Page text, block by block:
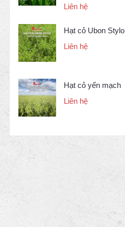
Liên hệ
Hạt cỏ Ubon Stylo
Liên hệ
Hạt cỏ yến mạch
Liên hệ